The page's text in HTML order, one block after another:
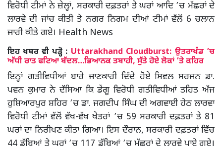
ਵਿਰੋਧੀ ਟੀਮਾਂ ਨੇ ਜ਼ੇਲ੍ਹਾਂ, ਸਰਕਾਰੀ ਦਫ਼ਤਰਾਂ ਤੇ ਘਰਾਂ ਆਦਿ ’ਚ ਮੱਛਰਾਂ ਦੇ
ਲਾਰਵੇ ਦੀ ਜਾਂਚ ਕੀਤੀ ਤੇ ਨਗਰ ਨਿਗਮ ਦੀਆਂ ਟੀਮਾਂ ਵੱਲੋਂ 6 ਚਲਾਨ
ਜਾਰੀ ਕੀਤੇ ਗਏ। Health News
ਇਹ ਖਬਰ ਵੀ ਪੜ੍ਹੋ : Uttarakhand Cloudburst: ਉਤਰਾਖੰਡ ’ਚ
ਅੱਧੀ ਰਾਤ ਫਟਿਆ ਬੱਦਲ…ਭਿਆਨਕ ਤਬਾਹੀ, ਸੁੱਤੇ ਹੋਏ ਲੋਕਾਂ ’ਤੇ ਕਹਿਰ
ਇਨ੍ਹਾਂ ਗਤੀਵਿਧੀਆਂ ਬਾਰੇ ਜਾਣਕਾਰੀ ਦਿੰਦੇ ਹੋਏ ਸਿਵਲ ਸਰਜਨ ਡਾ.
ਪਵਨ ਕੁਮਾਰ ਨੇ ਦੱਸਿਆ ਕਿ ਡੇਂਗੂ ਵਿਰੋਧੀ ਗਤੀਵਿਧੀਆਂ ਤਹਿਤ ਅੱਜ
ਹੁਸ਼ਿਆਰਪੁਰ ਸ਼ਹਿਰ ’ਚ ਡਾ. ਜਗਦੀਪ ਸਿੰਘ ਦੀ ਅਗਵਾਈ ਹੇਠ ਲਾਰਵਾ
ਵਿਰੋਧੀ ਟੀਮਾਂ ਵੱਲੋਂ ਵੱਖ-ਵੱਖ ਖੇਤਰਾਂ ’ਚ 59 ਸਰਕਾਰੀ ਦਫ਼ਤਰਾਂ ਤੇ 81
ਘਰਾਂ ਦਾ ਨਿਰੀਖਣ ਕੀਤਾ ਗਿਆ। ਇਸ ਦੌਰਾਨ, ਸਰਕਾਰੀ ਦਫ਼ਤਰਾਂ ਵਿੱਚ
44 ਡੱਬਿਆਂ ਤੇ ਘਰਾਂ ’ਚ 117 ਡੱਬਿਆਂ ’ਚ ਮੱਛਰਾਂ ਦੇ ਲਾਰਵੇ ਪਾਏ ਗਏ।